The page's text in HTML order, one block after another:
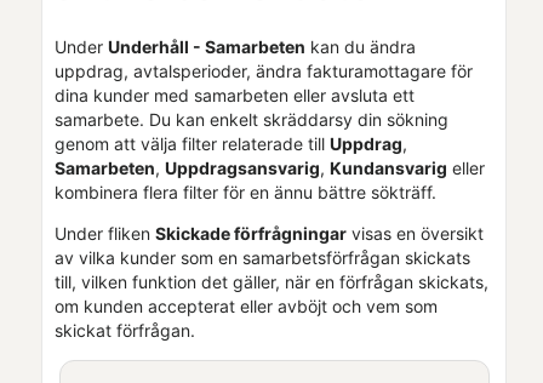
Under Underhåll - Samarbeten kan du ändra
uppdrag, avtalsperioder, ändra fakturamottagare för
dina kunder med samarbeten eller avsluta ett
samarbete. Du kan enkelt skräddarsy din sökning
genom att välja filter relaterade till Uppdrag,
Samarbeten, Uppdragsansvarig, Kundansvarig eller
kombinera flera filter för en ännu bättre sökträff.
Under fliken Skickade förfrågningar visas en översikt
av vilka kunder som en samarbetsförfrågan skickats
till, vilken funktion det gäller, när en förfrågan skickats,
om kunden accepterat eller avböjt och vem som
skickat förfrågan.